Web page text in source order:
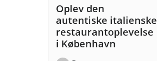
Oplev den
autentiske italienske
restaurantoplevelse
i København